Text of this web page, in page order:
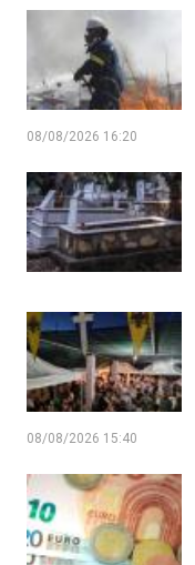
08/08/2026 16:20
08/08/2026 15:40